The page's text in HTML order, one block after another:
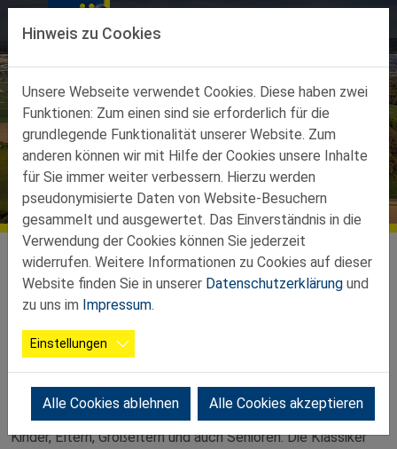
Direkt zur Hauptnavigation springen
Direkt zum Inhalt springen
Termine
Teilbezirke
Ortsgruppen Teilbez. Ybbs Bergland Petzenkirchen
Spielenachmittag - Ferienspiel
Unserem Aufruf zum „Spielenachmittag“ folgten wieder
Kinder, Eltern, Großeltern und auch Senioren. Die Klassiker
Hinweis zu Cookies
Unsere Webseite verwendet Cookies. Diese haben zwei
Funktionen: Zum einen sind sie erforderlich für die
grundlegende Funktionalität unserer Website. Zum
anderen können wir mit Hilfe der Cookies unsere Inhalte
für Sie immer weiter verbessern. Hierzu werden
pseudonymisierte Daten von Website-Besuchern
gesammelt und ausgewertet. Das Einverständnis in die
Verwendung der Cookies können Sie jederzeit
widerrufen. Weitere Informationen zu Cookies auf dieser
Website finden Sie in unserer Datenschutzerklärung und
zu uns im Impressum.
Einstellungen
Alle Cookies ablehnen Alle Cookies akzeptieren